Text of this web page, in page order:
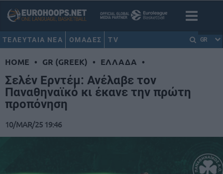
ΤΕΛΕΥΤΑΙΑ ΝΕΑ ΟΜΑΔΕΣ TV GR
HOME • GR (GREEK) • ΕΛΛΑΔΑ •
Σελέν Ερντέμ: Ανέλαβε τον
Παναθηναϊκό κι έκανε την πρώτη
προπόνηση
10/MAR/25 19:46